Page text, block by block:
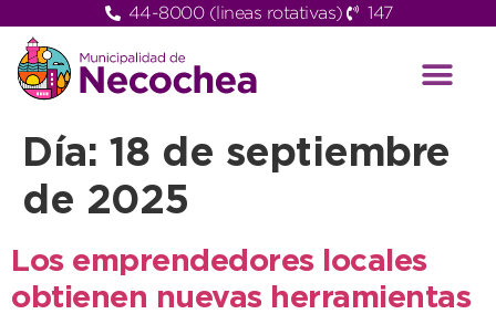
44-8000 (lineas rotativas) 147
Día: 18 de septiembre
de 2025
Los emprendedores locales
obtienen nuevas herramientas